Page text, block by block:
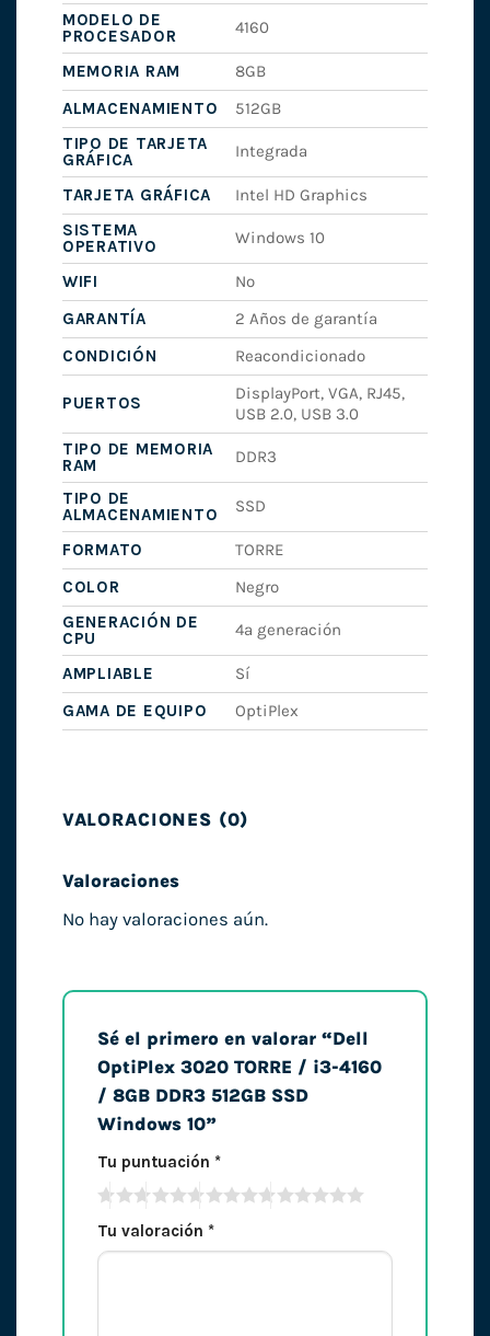
MODELO DE
PROCESADOR
4160
MEMORIA RAM
8GB
ALMACENAMIENTO
512GB
TIPO DE TARJETA
GRÁFICA
Integrada
TARJETA GRÁFICA
Intel HD Graphics
SISTEMA
OPERATIVO
Windows 10
WIFI
No
GARANTÍA
2 Años de garantía
CONDICIÓN
Reacondicionado
PUERTOS
DisplayPort, VGA, RJ45,
USB 2.0, USB 3.0
TIPO DE MEMORIA
RAM
DDR3
TIPO DE
ALMACENAMIENTO
SSD
FORMATO
TORRE
COLOR
Negro
GENERACIÓN DE
CPU
4ª generación
AMPLIABLE
Sí
GAMA DE EQUIPO
OptiPlex
VALORACIONES (0)
Valoraciones
No hay valoraciones aún.
Sé el primero en valorar “Dell
OptiPlex 3020 TORRE / i3-4160
/ 8GB DDR3 512GB SSD
Windows 10”
Tu puntuación *
Tu valoración *